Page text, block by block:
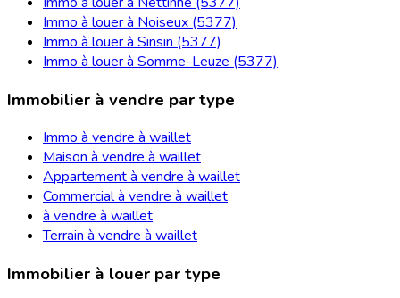
Immo à louer à Noiseux (5377)
Immo à louer à Sinsin (5377)
Immo à louer à Somme-Leuze (5377)
Immobilier à vendre par type
Immo à vendre à waillet
Maison à vendre à waillet
Appartement à vendre à waillet
Commercial à vendre à waillet
à vendre à waillet
Terrain à vendre à waillet
Immobilier à louer par type